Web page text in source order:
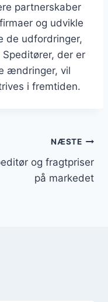
partnerskaber
og udvikle
de udfordringer,
der er
ændringer, vil
i fremtiden.
NÆSTE
og fragtpriser
på markedet